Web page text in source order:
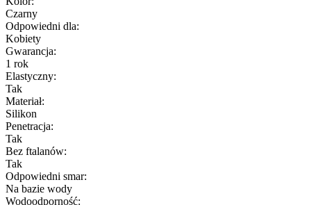
Czarny
Odpowiedni dla:
Kobiety
Gwarancja:
1 rok
Elastyczny:
Tak
Materiał:
Silikon
Penetracja:
Tak
Bez ftalanów:
Tak
Odpowiedni smar:
Na bazie wody
Wodoodporność: